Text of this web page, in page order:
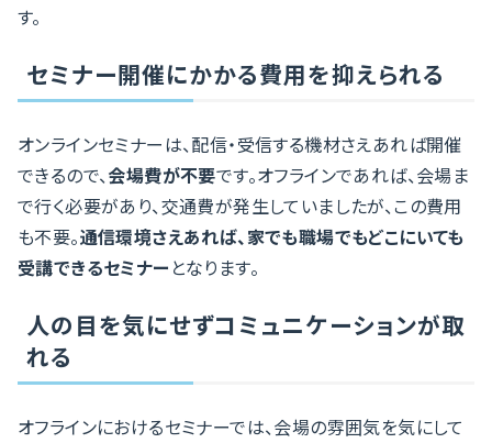
す。
セミナー開催にかかる費用を抑えられる
オンラインセミナーは、配信・受信する機材さえあれば開催
できるので、会場費が不要です。オフラインであれば、会場ま
で行く必要があり、交通費が発生していましたが、この費用
も不要。通信環境さえあれば、家でも職場でもどこにいても
受講できるセミナー となります。
人の目を気にせずコミュニケーションが取
れる
オフラインにおけるセミナーでは、会場の雰囲気を気にして